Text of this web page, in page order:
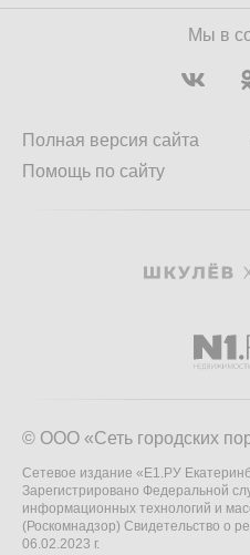
Мы в
Полная версия сайта
Помощь по сайту
© ООО «Сеть городских
Сетевое издание «Е1.РУ
Зарегистрировано Федеральной
информационных технологий и
(Роскомнадзор) Свидетельство о
06.02.2023 г.